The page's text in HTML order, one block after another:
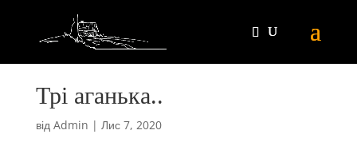
Трі аганька..
від Admin | Лис 7, 2020